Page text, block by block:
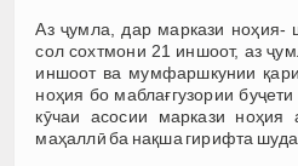
Аз ҷумла, дар маркази
сол сохтмони 21 иншоот, аз
иншоот ва мумфаршкунии
ноҳия бо маблағгузории
кӯчаи асосии маркази ноҳия
маҳаллӣ ба нақша гирифта